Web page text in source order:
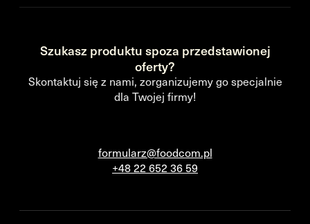
Szukasz produktu spoza przedstawionej
oferty?
Skontaktuj się z nami, zorganizujemy go specjalnie
dla Twojej firmy!
formularz@foodcom.pl
+48 22 652 36 59